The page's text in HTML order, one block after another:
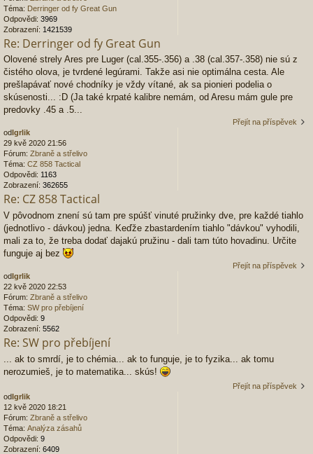
Téma: Derringer od fy Great Gun
Odpovědi: 3969
Zobrazení: 1421539
Re: Derringer od fy Great Gun
Olovené strely Ares pre Luger (cal.355-.356) a .38 (cal.357-.358) nie sú z
čistého olova, je tvrdené legúrami. Takže asi nie optimálna cesta. Ale
prešlapávať nové chodníky je vždy vítané, ak sa pionieri podelia o
skúsenosti... :D (Ja také krpaté kalibre nemám, od Aresu mám gule pre
predovky .45 a .5...
Přejít na příspěvek
od Igrlik
29 kvě 2020 21:56
Fórum: Zbraně a střelivo
Téma: CZ 858 Tactical
Odpovědi: 1163
Zobrazení: 362655
Re: CZ 858 Tactical
V pôvodnom znení sú tam pre spúšť vinuté pružinky dve, pre každé tiahlo
(jednotlivo - dávkou) jedna. Keďže zbastardením tiahlo "dávkou" vyhodili,
mali za to, že treba dodať dajakú pružinu - dali tam túto hovadinu. Určite
funguje aj bez
Přejít na příspěvek
odIgrlik
22 kvě 2020 22:53
Fórum: Zbraně a střelivo
Téma: SW pro přebíjení
Odpovědi: 9
Zobrazení: 5562
Re: SW pro přebíjení
... ak to smrdí, je to chémia... ak to funguje, je to fyzika... ak tomu
nerozumieš, je to matematika... skús!
Přejít na příspěvek
odIgrlik
12 kvě 2020 18:21
Fórum: Zbraně a střelivo
Téma: Analýza zásahů
Odpovědi: 9
Zobrazení: 6409